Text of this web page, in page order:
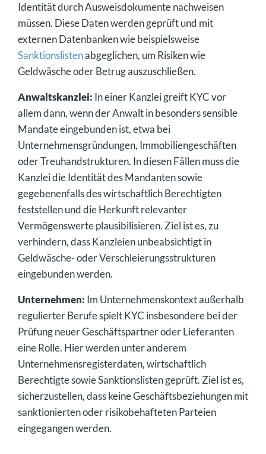
Identität durch Ausweisdokumente nachweisen
müssen. Diese Daten werden geprüft und mit
externen Datenbanken wie beispielsweise
Sanktionslistenabgeglichen, um Risiken wie
Geldwäsche oder Betrug auszuschließen.
Anwaltskanzlei: In einer Kanzlei greift KYC vor
allem dann, wenn der Anwalt in besonders sensible
Mandate eingebunden ist, etwa bei
Unternehmensgründungen, Immobiliengeschäften
oder Treuhandstrukturen. In diesen Fällen muss die
Kanzlei die Identität des Mandanten sowie
gegebenenfalls des wirtschaftlich Berechtigten
feststellen und die Herkunft relevanter
Vermögenswerte plausibilisieren. Ziel ist es, zu
verhindern, dass Kanzleien unbeabsichtigt in
Geldwäsche- oder Verschleierungsstrukturen
eingebunden werden.
Unternehmen: Im Unternehmenskontext außerhalb
regulierter Berufe spielt KYC insbesondere bei der
Prüfung neuer Geschäftspartner oder Lieferanten
eine Rolle. Hier werden unter anderem
Unternehmensregisterdaten, wirtschaftlich
Berechtigte sowie Sanktionslisten geprüft. Ziel ist es,
sicherzustellen, dass keine Geschäftsbeziehungen mit
sanktionierten oder risikobehafteten Parteien
eingegangen werden.